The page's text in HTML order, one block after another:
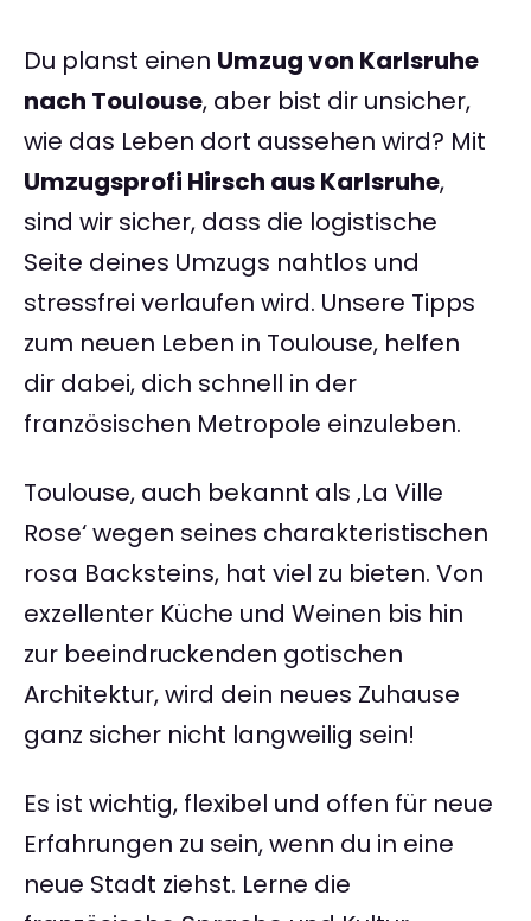
Du planst einen Umzug von Karlsruhe
nach Toulouse, aber bist dir unsicher,
wie das Leben dort aussehen wird? Mit
Umzugsprofi Hirsch aus Karlsruhe,
sind wir sicher, dass die logistische
Seite deines Umzugs nahtlos und
stressfrei verlaufen wird. Unsere Tipps
zum neuen Leben in Toulouse, helfen
dir dabei, dich schnell in der
französischen Metropole einzuleben.
Toulouse, auch bekannt als ‚La Ville
Rose‘ wegen seines charakteristischen
rosa Backsteins, hat viel zu bieten. Von
exzellenter Küche und Weinen bis hin
zur beeindruckenden gotischen
Architektur, wird dein neues Zuhause
ganz sicher nicht langweilig sein!
Es ist wichtig, flexibel und offen für neue
Erfahrungen zu sein, wenn du in eine
neue Stadt ziehst. Lerne die